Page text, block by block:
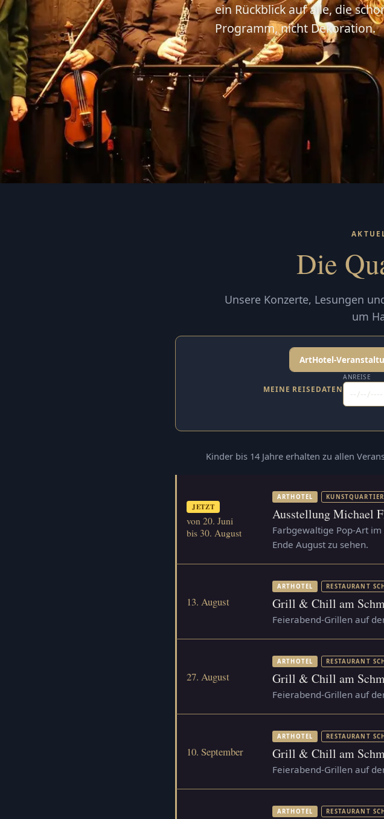
ein Rückblick auf alle, die
Programm, nicht Dekoration.
Die
Unsere Konzerte, Lesungen
um
ArtHotel-
MEINE REISEDATEN
ANREISE
Kinder bis 14 Jahre erhalten zu allen
JETZT
von 20. Juni
bis 30. August
ARTHOTEL KUNSTQUARTIER
Ausstellung Michael
Farbgewaltige Pop-Art
Ende August zu sehen.
13. August
ARTHOTEL RESTAURANT
Grill & Chill am
Feierabend-Grillen auf
27. August
ARTHOTEL RESTAURANT
Grill & Chill am
Feierabend-Grillen auf
10. September
ARTHOTEL RESTAURANT
Grill & Chill am
Feierabend-Grillen auf
ARTHOTEL RESTAURANT